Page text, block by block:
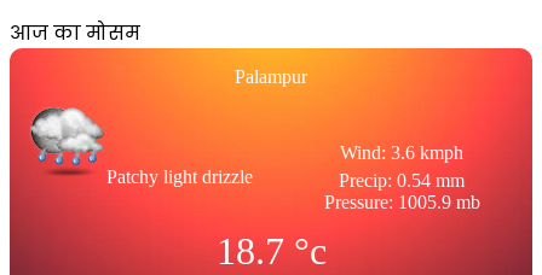
आज का मोसम
Palampur
Patchy light drizzle
Wind: 3.6 kmph
Precip: 0.54 mm
Pressure: 1005.9 mb
18.7°c